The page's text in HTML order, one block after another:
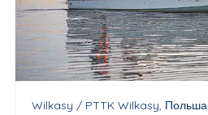
Wilkasy / PTTK Wilkasy, Польша